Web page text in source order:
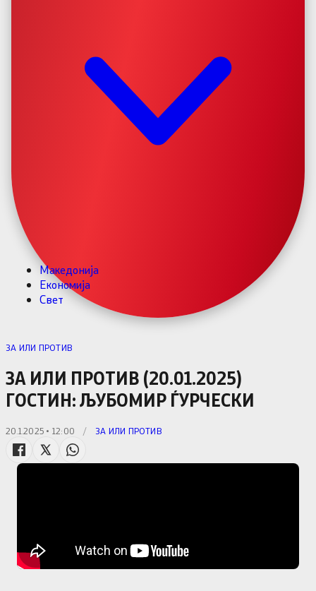
Македонија
Економија
Свет
ЗА ИЛИ ПРОТИВ
ЗА ИЛИ ПРОТИВ (20.01.2025)
ГОСТИН: ЉУБОМИР ЃУРЧЕСКИ
20.1.2025 • 12:00 / ЗА ИЛИ ПРОТИВ